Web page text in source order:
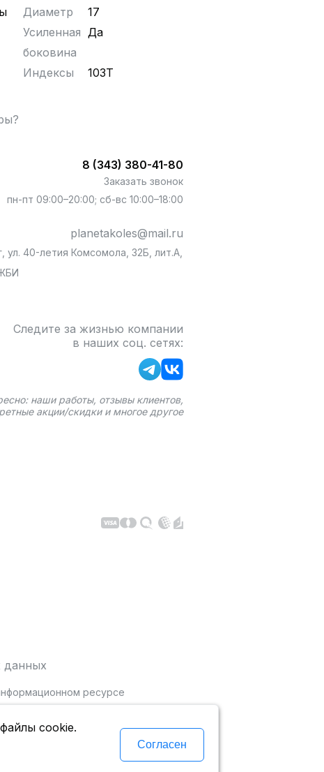
Диаметр
17
Усиленная
боковина
Да
Индексы 103T
8 (343) 380-41-80
Заказать звонок
пн-пт 09:00–20:00; сб-вс 10:00–18:00
planetakoles@mail.ru
ул. 40-летия Комсомола, 32Б, лит.А,
Следите за жизнью компании
в наших соц. сетях:
наши работы, отзывы клиентов,
акции/скидки и многое другое
данных
ресурсе
cookie.
Согласен